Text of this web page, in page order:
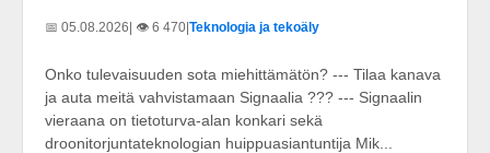
📅 05.08.2026| 👁️ 6 470|Teknologia ja tekoäly
Onko tulevaisuuden sota miehittämätön? --- Tilaa kanava
ja auta meitä vahvistamaan Signaalia ??? --- Signaalin
vieraana on tietoturva-alan konkari sekä
droonitorjuntateknologian huippuasiantuntija Mik...